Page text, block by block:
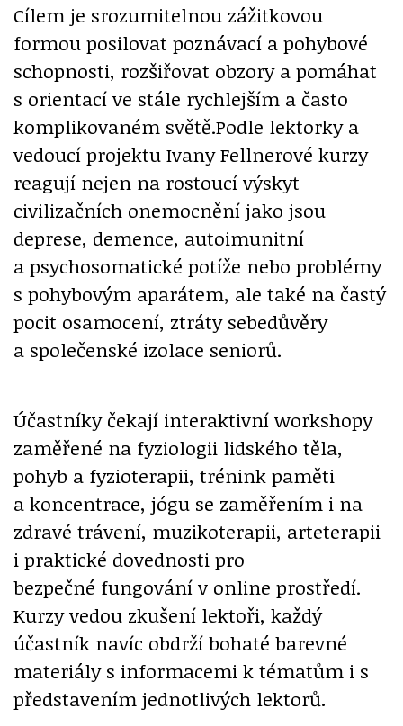
Cílem je srozumitelnou zážitkovou
formou posilovat poznávací a pohybové
schopnosti, rozšiřovat obzory a pomáhat
s orientací ve stále rychlejším a často
komplikovaném světě.Podle lektorky a
vedoucí projektu Ivany Fellnerové kurzy
reagují nejen na rostoucí výskyt
civilizačních onemocnění jako jsou
deprese, demence, autoimunitní
a psychosomatické potíže nebo problémy
s pohybovým aparátem, ale také na častý
pocit osamocení, ztráty sebedůvěry
a společenské izolace seniorů.
Účastníky čekají interaktivní workshopy
zaměřené na fyziologii lidského těla,
pohyb a fyzioterapii, trénink paměti
a koncentrace, jógu se zaměřením i na
zdravé trávení, muzikoterapii, arteterapii
i praktické dovednosti pro
bezpečné fungování v online prostředí.
Kurzy vedou zkušení lektoři, každý
účastník navíc obdrží bohaté barevné
materiály s informacemi k tématům i s
představením jednotlivých lektorů.